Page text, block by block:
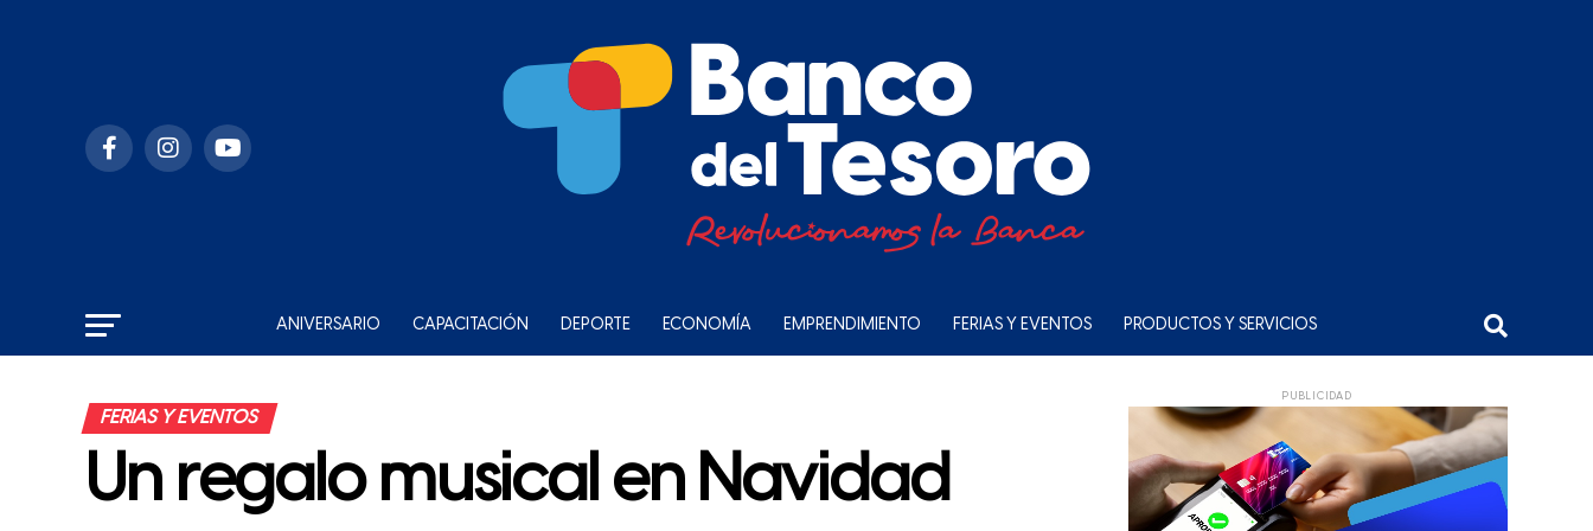
ANIVERSARIO CAPACITACIÓN DEPORTE ECONOMÍA EMPRENDIMIENTO FERIAS Y EVENTOS PRODUCTOS Y SERVICIOS
FERIAS Y EVENTOS
Un regalo musical en Navidad
PUBLICIDAD